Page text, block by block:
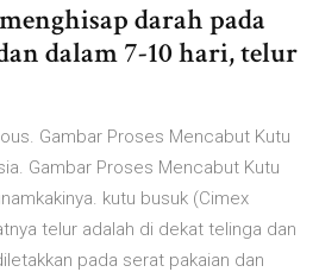
darah pada
dalam 7-10 hari, telur
Gambar Proses Mencabut Kutu
Gambar Proses Mencabut Kutu
kutu busuk (Cimex
telur adalah di dekat telinga dan
pada serat pakaian dan